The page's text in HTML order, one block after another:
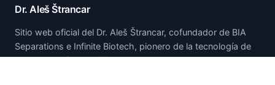
Dr. Aleš Štrancar
Sitio web oficial del Dr. Aleš Štrancar, cofundador de BIA
Separations e Infinite Biotech, pionero de la tecnología de
cromatografía monolítica CIM.